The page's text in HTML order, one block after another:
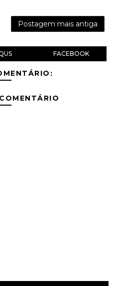
Postagem mais antiga
FACEBOOK